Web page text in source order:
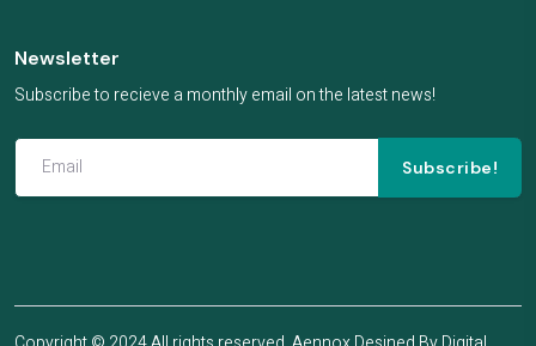
Newsletter
Subscribe to recieve a monthly email on the latest news!
Subscribe!